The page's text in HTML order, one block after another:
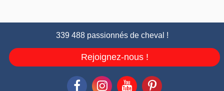
339 488 passionnés de cheval !
Rejoignez-nous !